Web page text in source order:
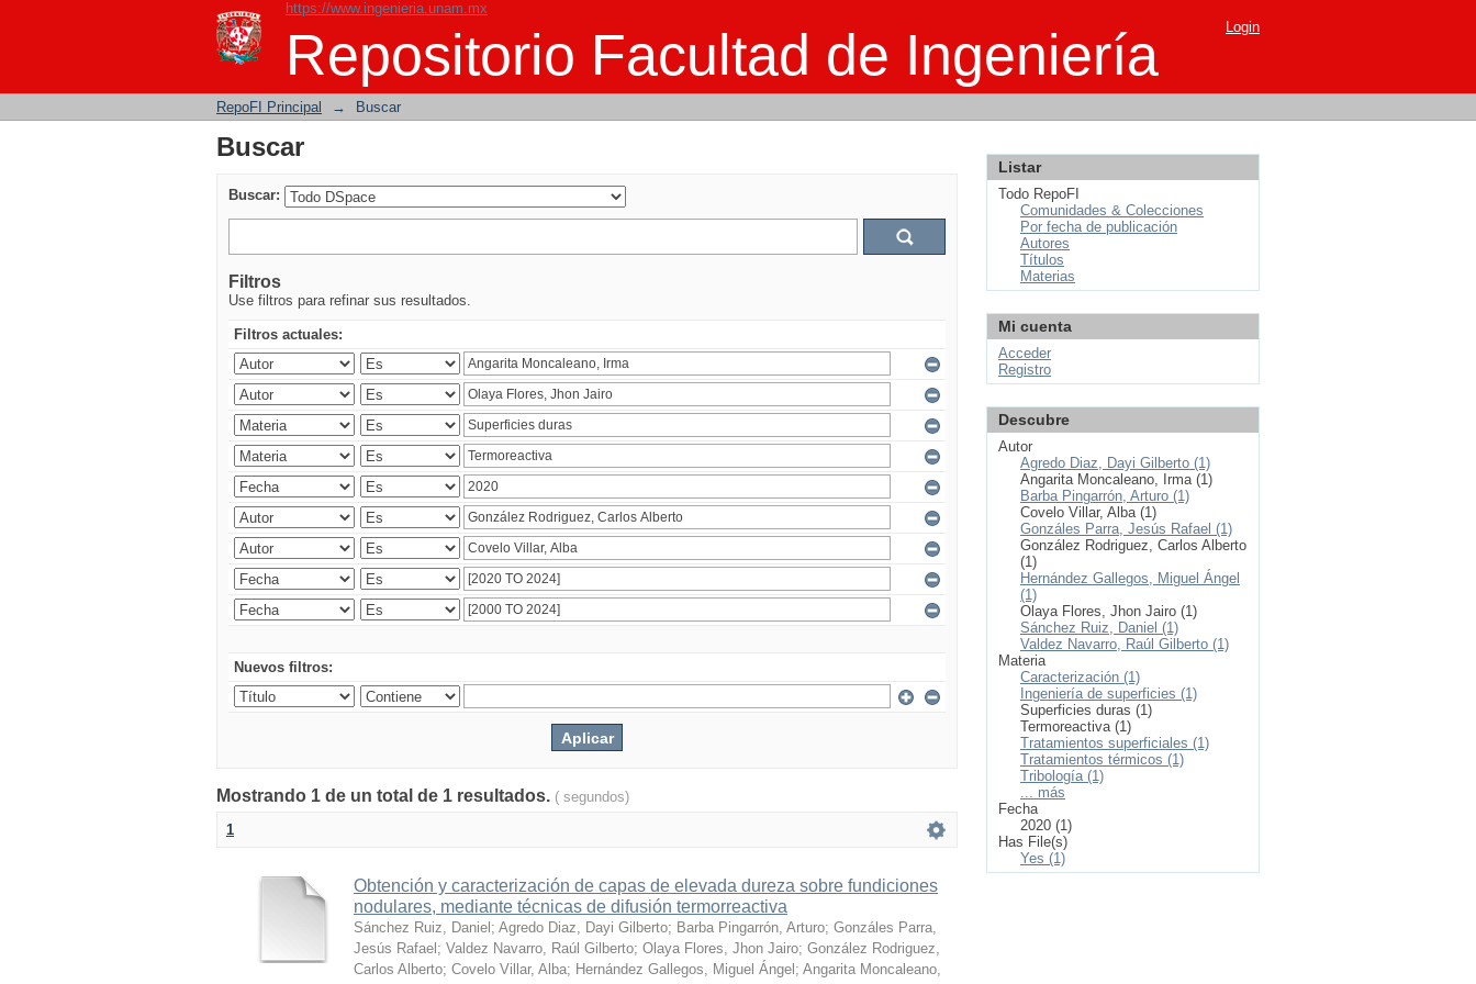
https://www.ingenieria.unam.mx
Repositorio Facultad de Ingeniería
Buscar Login
RepoFI Principal → Buscar
Buscar
Buscar:
Filtros
Use filtros para refinar sus resultados.
Filtros actuales:
Nuevos filtros:
Mostrando 1 de un total de 1 resultados. ( segundos)
1
Obtención y caracterización de capas de elevada dureza sobre fundiciones
nodulares, mediante técnicas de difusión termorreactiva
Sánchez Ruiz, Daniel ; Agredo Diaz, Dayi Gilberto; Barba Pingarrón, Arturo; Gonzáles Parra,
Jesús Rafael ; Valdez Navarro, Raúl Gilberto; Olaya Flores, Jhon Jairo; González Rodriguez,
Carlos Alberto; Covelo Villar, Alba; Hernández Gallegos, Miguel Ángel ; Angarita Moncaleano,
Listar
Todo RepoFI
Comunidades & Colecciones
Por fecha de publicación
Autores
Títulos
Materias
Mi cuenta
Acceder
Registro
Descubre
Autor
Agredo Diaz, Dayi Gilberto (1)
Angarita Moncaleano, Irma (1)
Barba Pingarrón, Arturo (1)
Covelo Villar, Alba (1)
Gonzáles Parra, Jesús Rafael (1)
González Rodriguez, Carlos Alberto
(1)
Hernández Gallegos, Miguel Ángel
(1)
Olaya Flores, Jhon Jairo (1)
Sánchez Ruiz, Daniel (1)
Valdez Navarro, Raúl Gilberto (1)
Materia
Caracterización (1)
Ingeniería de superficies (1)
Superficies duras (1)
Termoreactiva (1)
Tratamientos superficiales (1)
Tratamientos térmicos (1)
Tribología (1)
... más
Fecha
2020 (1)
Has File(s)
Yes (1)